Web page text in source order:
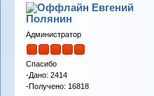
Евгений
Полянин
Администратор
Спасибо
-Дано: 2414
-Получено: 16818